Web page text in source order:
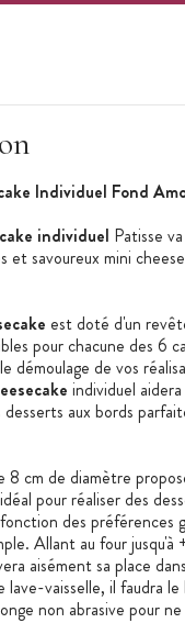
Individuel Fond
individuel Patisse
et savoureux mini
est doté d'un
pour chacune des 6
démoulage de vos
individuel
aux bords
cm de diamètre
pour réaliser des
des préférences
Allant au four jusqu'à
aisément sa place
lave-vaisselle, il faudra
non abrasive pour